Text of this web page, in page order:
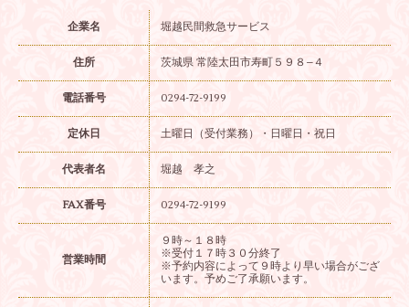
企業名 堀越民間救急サービス
住所 茨城県 常陸太田市寿町５９８−４
電話番号 0294-72-9199
定休日 土曜日（受付業務）・日曜日・祝日
代表者名 堀越 孝之
FAX番号 0294-72-9199
営業時間
９時～１８時
※受付１７時３０分終了
※予約内容によって９時より早い場合がござ
います。予めご了承願います。